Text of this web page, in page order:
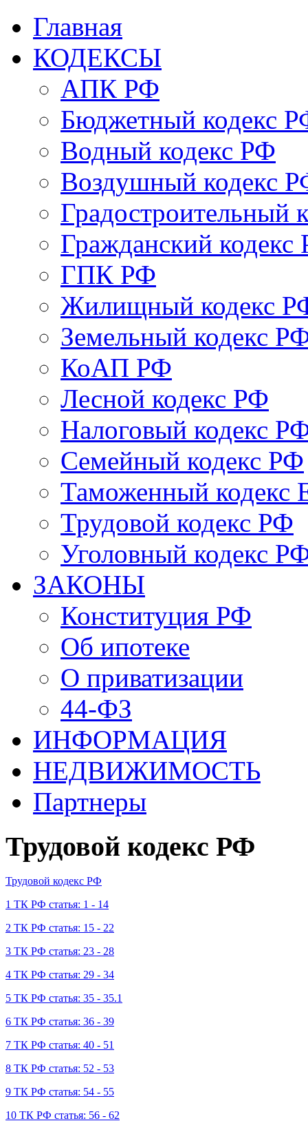
Главная
КОДЕКСЫ
АПК РФ
Бюджетный кодекс
Водный кодекс РФ
Воздушный кодекс
Градостроительный
Гражданский кодекс
ГПК РФ
Жилищный кодекс
Земельный кодекс
КоАП РФ
Лесной кодекс РФ
Налоговый кодекс
Семейный кодекс РФ
Таможенный
Трудовой кодекс РФ
Уголовный кодекс
ЗАКОНЫ
Конституция РФ
Об ипотеке
О приватизации
44-ФЗ
ИНФОРМАЦИЯ
НЕДВИЖИМОСТЬ
Партнеры
Трудовой кодекс РФ
Трудовой кодекс РФ
1 ТК РФ статья: 1 - 14
2 ТК РФ статья: 15 - 22
3 ТК РФ статья: 23 - 28
4 ТК РФ статья: 29 - 34
5 ТК РФ статья: 35 - 35.1
6 ТК РФ статья: 36 - 39
7 ТК РФ статья: 40 - 51
8 ТК РФ статья: 52 - 53
9 ТК РФ статья: 54 - 55
10 ТК РФ статья: 56 - 62